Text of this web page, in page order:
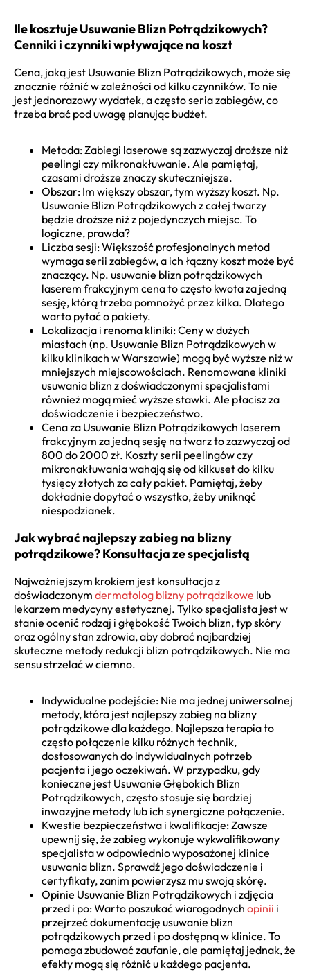
Ile kosztuje Usuwanie Blizn Potrądzikowych?
Cenniki i czynniki wpływające na koszt
Cena, jaką jest Usuwanie Blizn Potrądzikowych, może się
znacznie różnić w zależności od kilku czynników. To nie
jest jednorazowy wydatek, a często seria zabiegów, co
trzeba brać pod uwagę planując budżet.
Metoda: Zabiegi laserowe są zazwyczaj droższe niż
peelingi czy mikronakłuwanie. Ale pamiętaj,
czasami droższe znaczy skuteczniejsze.
Obszar: Im większy obszar, tym wyższy koszt. Np.
Usuwanie Blizn Potrądzikowych z całej twarzy
będzie droższe niż z pojedynczych miejsc. To
logiczne, prawda?
Liczba sesji: Większość profesjonalnych metod
wymaga serii zabiegów, a ich łączny koszt może być
znaczący. Np. usuwanie blizn potrądzikowych
laserem frakcyjnym cena to często kwota za jedną
sesję, którą trzeba pomnożyć przez kilka. Dlatego
warto pytać o pakiety.
Lokalizacja i renoma kliniki: Ceny w dużych
miastach (np. Usuwanie Blizn Potrądzikowych w
kilku klinikach w Warszawie) mogą być wyższe niż w
mniejszych miejscowościach. Renomowane kliniki
usuwania blizn z doświadczonymi specjalistami
również mogą mieć wyższe stawki. Ale płacisz za
doświadczenie i bezpieczeństwo.
Cena za Usuwanie Blizn Potrądzikowych laserem
frakcyjnym za jedną sesję na twarz to zazwyczaj od
800 do 2000 zł. Koszty serii peelingów czy
mikronakłuwania wahają się od kilkuset do kilku
tysięcy złotych za cały pakiet. Pamiętaj, żeby
dokładnie dopytać o wszystko, żeby uniknąć
niespodzianek.
Jak wybrać najlepszy zabieg na blizny
potrądzikowe? Konsultacja ze specjalistą
Najważniejszym krokiem jest konsultacja z
doświadczonym dermatolog blizny potrądzikowe lub
lekarzem medycyny estetycznej. Tylko specjalista jest w
stanie ocenić rodzaj i głębokość Twoich blizn, typ skóry
oraz ogólny stan zdrowia, aby dobrać najbardziej
skuteczne metody redukcji blizn potrądzikowych. Nie ma
sensu strzelać w ciemno.
Indywidualne podejście: Nie ma jednej uniwersalnej
metody, która jest najlepszy zabieg na blizny
potrądzikowe dla każdego. Najlepsza terapia to
często połączenie kilku różnych technik,
dostosowanych do indywidualnych potrzeb
pacjenta i jego oczekiwań. W przypadku, gdy
konieczne jest Usuwanie Głębokich Blizn
Potrądzikowych, często stosuje się bardziej
inwazyjne metody lub ich synergiczne połączenie.
Kwestie bezpieczeństwa i kwalifikacje: Zawsze
upewnij się, że zabieg wykonuje wykwalifikowany
specjalista w odpowiednio wyposażonej klinice
usuwania blizn. Sprawdź jego doświadczenie i
certyfikaty, zanim powierzysz mu swoją skórę.
Opinie Usuwanie Blizn Potrądzikowych i zdjęcia
przed i po: Warto poszukać wiarogodnych opinii i
przejrzeć dokumentację usuwanie blizn
potrądzikowych przed i po dostępną w klinice. To
pomaga zbudować zaufanie, ale pamiętaj jednak, że
efekty mogą się różnić u każdego pacjenta.